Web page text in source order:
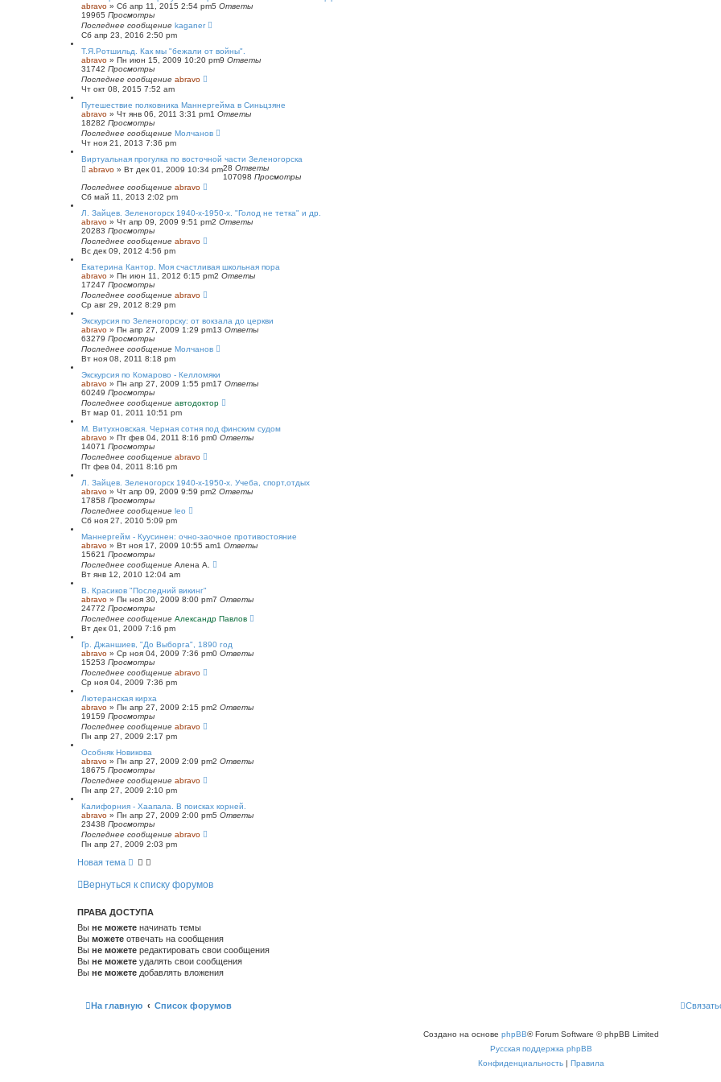
abravo » Сб апр 11, 2015 2:54 pm5 Ответы
19965 Просмотры
Последнее сообщение kaganer
Сб апр 23, 2016 2:50 pm
Т.Я.Ротшильд. Как мы "бежали от войны".
abravo » Пн июн 15, 2009 10:20 pm9 Ответы
31742 Просмотры
Последнее сообщение abravo
Чт окт 08, 2015 7:52 am
Путешествие полковника Маннергейма в Синьцзяне
abravo » Чт янв 06, 2011 3:31 pm1 Ответы
18282 Просмотры
Последнее сообщение Молчанов
Чт ноя 21, 2013 7:36 pm
Виртуальная прогулка по восточной части Зеленогорска
abravo » Вт дек 01, 2009 10:34 pm28 Ответы
107098 Просмотры
Последнее сообщение abravo
Сб май 11, 2013 2:02 pm
Л. Зайцев. Зеленогорск 1940-х-1950-х. "Голод не тетка" и др.
abravo » Чт апр 09, 2009 9:51 pm2 Ответы
20283 Просмотры
Последнее сообщение abravo
Вс дек 09, 2012 4:56 pm
Екатерина Кантор. Моя счастливая школьная пора
abravo » Пн июн 11, 2012 6:15 pm2 Ответы
17247 Просмотры
Последнее сообщение abravo
Ср авг 29, 2012 8:29 pm
Экскурсия по Зеленогорску: от вокзала до церкви
abravo » Пн апр 27, 2009 1:29 pm13 Ответы
63279 Просмотры
Последнее сообщение Молчанов
Вт ноя 08, 2011 8:18 pm
Экскурсия по Комарово - Келломяки
abravo » Пн апр 27, 2009 1:55 pm17 Ответы
60249 Просмотры
Последнее сообщение автодоктор
Вт мар 01, 2011 10:51 pm
М. Витухновская. Черная сотня под финским судом
abravo » Пт фев 04, 2011 8:16 pm0 Ответы
14071 Просмотры
Последнее сообщение abravo
Пт фев 04, 2011 8:16 pm
Л. Зайцев. Зеленогорск 1940-х-1950-х. Учеба, спорт,отдых
abravo » Чт апр 09, 2009 9:59 pm2 Ответы
17858 Просмотры
Последнее сообщение leo
Сб ноя 27, 2010 5:09 pm
Маннергейм - Куусинен: очно-заочное противостояние
abravo » Вт ноя 17, 2009 10:55 am1 Ответы
15621 Просмотры
Последнее сообщение Алена А.
Вт янв 12, 2010 12:04 am
В. Красиков "Последний викинг"
abravo » Пн ноя 30, 2009 8:00 pm7 Ответы
24772 Просмотры
Последнее сообщение Александр Павлов
Вт дек 01, 2009 7:16 pm
Гр. Джаншиев, "До Выборга", 1890 год
abravo » Ср ноя 04, 2009 7:36 pm0 Ответы
15253 Просмотры
Последнее сообщение abravo
Ср ноя 04, 2009 7:36 pm
Лютеранская кирха
abravo » Пн апр 27, 2009 2:15 pm2 Ответы
19159 Просмотры
Последнее сообщение abravo
Пн апр 27, 2009 2:17 pm
Особняк Новикова
abravo » Пн апр 27, 2009 2:09 pm2 Ответы
18675 Просмотры
Последнее сообщение abravo
Пн апр 27, 2009 2:10 pm
Калифорния - Хаапала. В поисках корней.
abravo » Пн апр 27, 2009 2:00 pm5 Ответы
23438 Просмотры
Последнее сообщение abravo
Пн апр 27, 2009 2:03 pm
Новая тема
Вернуться к списку форумов
ПРАВА ДОСТУПА
Вы не можете начинать темы
Вы можете отвечать на сообщения
Вы не можете редактировать свои сообщения
Вы не можете удалять свои сообщения
Вы не можете добавлять вложения
На главную Список форумов
Создано на основе phpBB® Forum Software © phpBB Limited
Русская поддержка phpBB
Конфиденциальность | Правила